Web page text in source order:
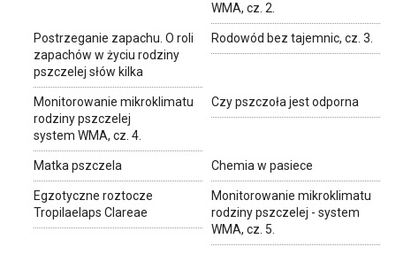
WMA, cz. 2.
Postrzeganie zapachu. O roli
zapachów w życiu rodziny
pszczelej słów kilka
Rodowód bez tajemnic, cz. 3.
Monitorowanie mikroklimatu
rodziny pszczelej
system WMA, cz. 4.
Czy pszczoła jest odporna
Matka pszczela Chemia w pasiece
Egzotyczne roztocze
Tropilaelaps Clareae
Monitorowanie mikroklimatu
rodziny pszczelej - system
WMA, cz. 5.